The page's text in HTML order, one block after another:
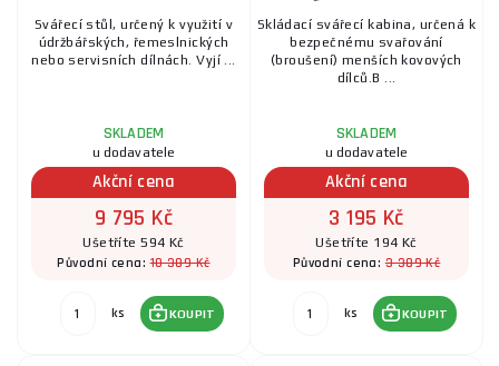
Svářecí stůl, určený k využití v
údržbářských, řemeslnických
nebo servisních dílnách. Vyjí ...
SKLADEM
u dodavatele
Akční cena
9 795 Kč
Ušetříte 594 Kč
Původní cena:10 389 Kč
ks KOUPIT
Skládací svářecí kabina, určená k
bezpečnému svařování
(broušení) menších kovových
dílců.B ...
SKLADEM
u dodavatele
Akční cena
3 195 Kč
Ušetříte 194 Kč
Původní cena:3 389 Kč
ks KOUPIT